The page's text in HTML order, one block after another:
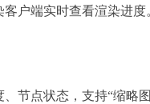
户端实时查看渲染进度
节点状态，支持“缩略